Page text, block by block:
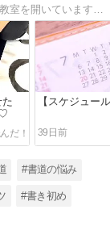
【スケジュー
39日前
#書道の悩み
#書き初め